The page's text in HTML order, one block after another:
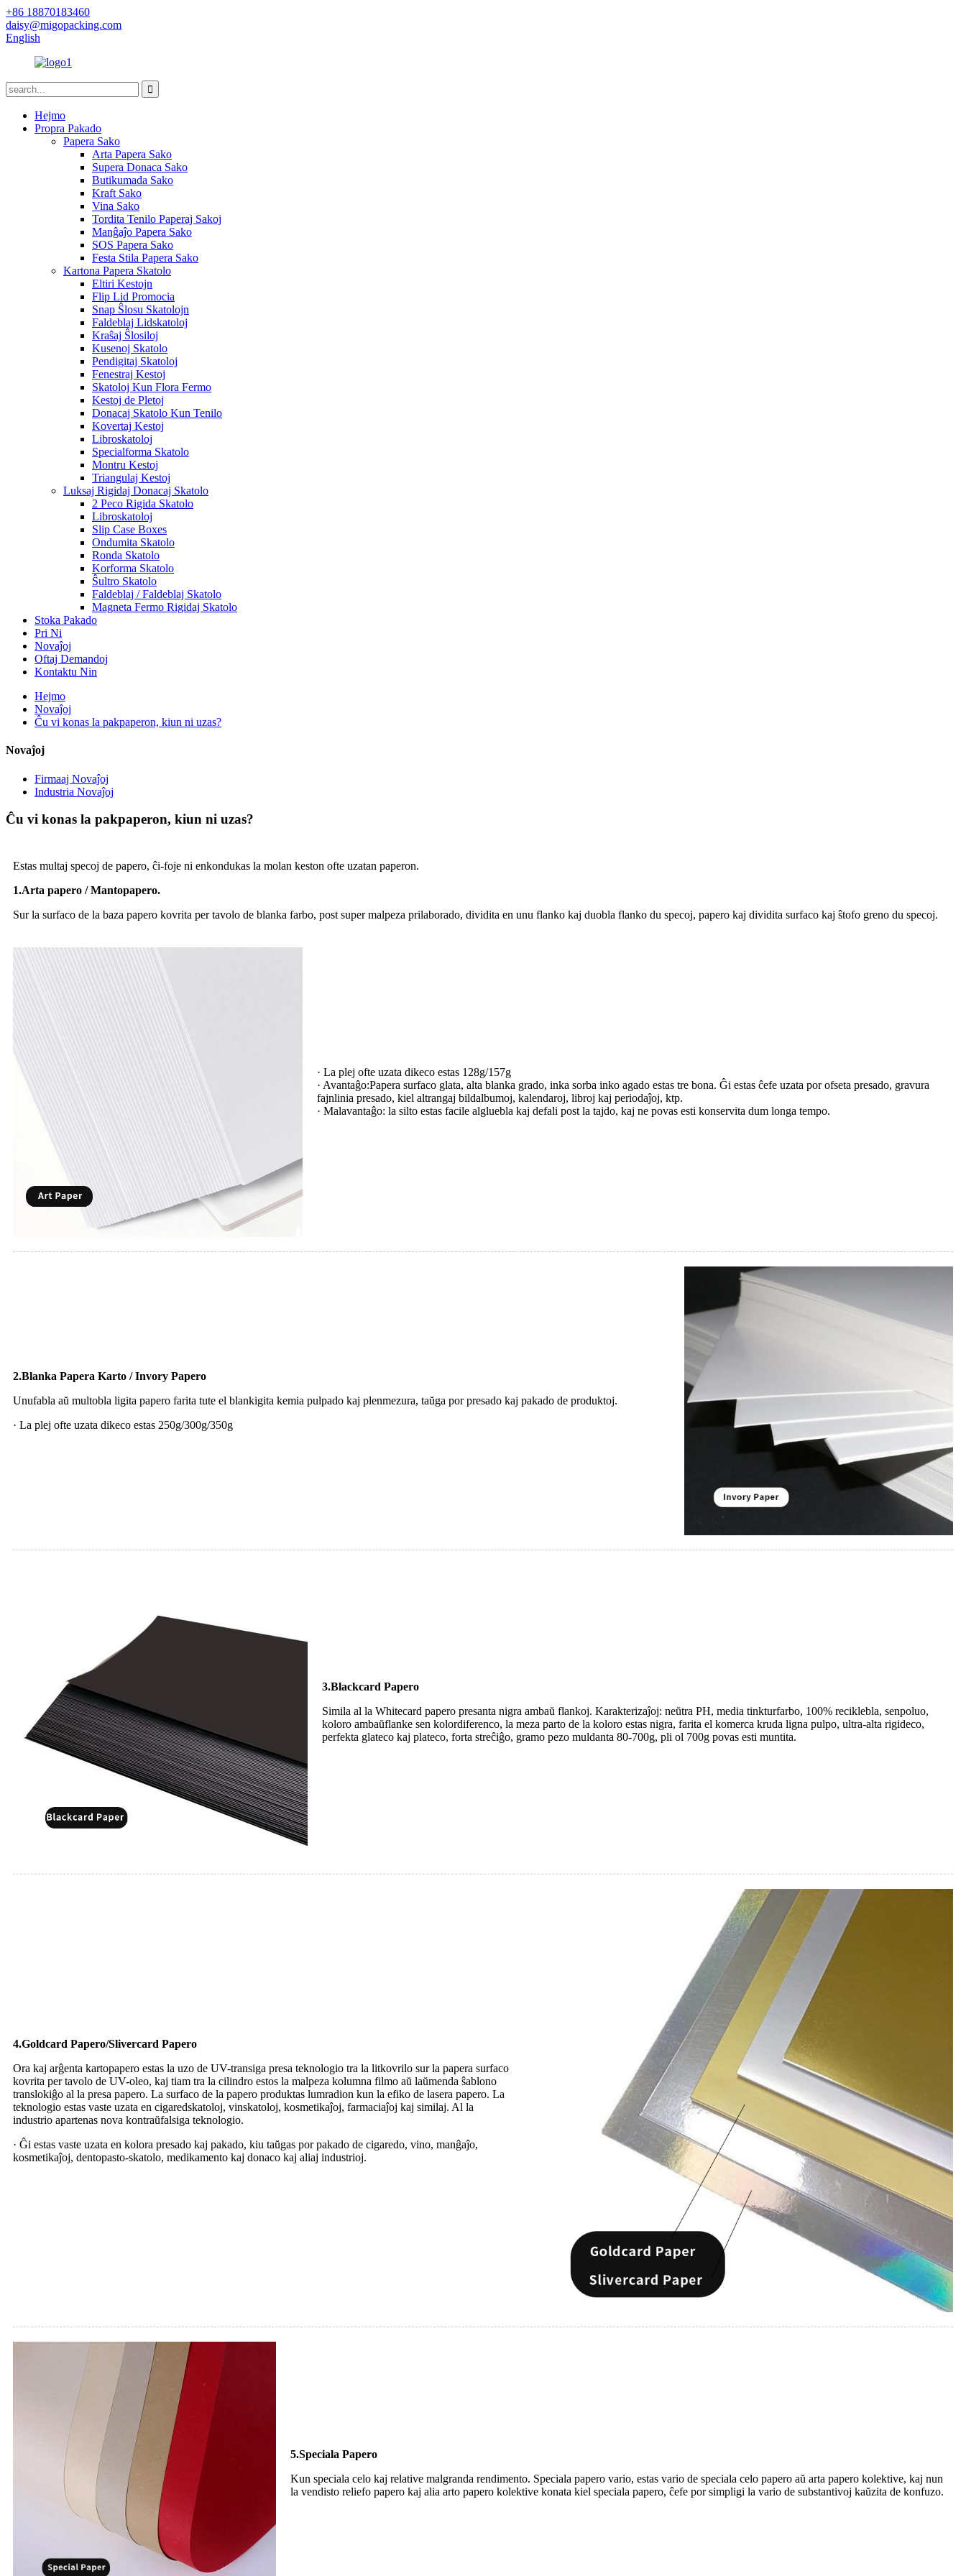
+86 18870183460
daisy@migopacking.com
English
Hejmo
Propra Pakado
Papera Sako
Arta Papera Sako
Supera Donaca Sako
Butikumada Sako
Kraft Sako
Vina Sako
Tordita Tenilo Paperaj Sakoj
Manĝaĵo Papera Sako
SOS Papera Sako
Festa Stila Papera Sako
Kartona Papera Skatolo
Eltiri Kestojn
Flip Lid Promocia
Snap Ŝlosu Skatolojn
Faldeblaj Lidskatoloj
Kraŝaj Ŝlosiloj
Kusenoj Skatolo
Pendigitaj Skatoloj
Fenestraj Kestoj
Skatoloj Kun Flora Fermo
Kestoj de Pletoj
Donacaj Skatolo Kun Tenilo
Kovertaj Kestoj
Libroskatoloj
Specialforma Skatolo
Montru Kestoj
Triangulaj Kestoj
Luksaj Rigidaj Donacaj Skatolo
2 Peco Rigida Skatolo
Libroskatoloj
Slip Case Boxes
Ondumita Skatolo
Ronda Skatolo
Korforma Skatolo
Ŝultro Skatolo
Faldeblaj / Faldeblaj Skatolo
Magneta Fermo Rigidaj Skatolo
Stoka Pakado
Pri Ni
Novaĵoj
Oftaj Demandoj
Kontaktu Nin
Hejmo
Novaĵoj
Ĉu vi konas la pakpaperon, kiun ni uzas?
Novaĵoj
Firmaaj Novaĵoj
Industria Novaĵoj
Ĉu vi konas la pakpaperon, kiun ni uzas?
Estas multaj specoj de papero, ĉi-foje ni enkondukas la molan keston ofte uzatan paperon.
1.Arta papero / Mantopapero.
Sur la surfaco de la baza papero kovrita per tavolo de blanka farbo, post super malpeza prilaborado, dividita en unu flanko kaj duobla flanko du specoj, papero kaj dividita surfaco kaj ŝtofo greno du specoj.
· La plej ofte uzata dikeco estas 128g/157g
· Avantaĝo:Papera surfaco glata, alta blanka grado, inka sorba inko agado estas tre bona. Ĝi estas ĉefe uzata por ofseta presado, gravura
fajnlinia presado, kiel altrangaj bildalbumoj, kalendaroj, libroj kaj periodaĵoj, ktp.
· Malavantaĝo: la silto estas facile algluebla kaj defali post la tajdo, kaj ne povas esti konservita dum longa tempo.
2.Blanka Papera Karto / Invory Papero
Unufabla aŭ multobla ligita papero farita tute el blankigita kemia pulpado kaj plenmezura, taŭga por presado kaj pakado de produktoj.
· La plej ofte uzata dikeco estas 250g/300g/350g
3.Blackcard Papero
Simila al la Whitecard papero presanta nigra ambaŭ flankoj. Karakterizaĵoj: neŭtra PH, media tinkturfarbo, 100% reciklebla, senpoluo,
koloro ambaŭflanke sen kolordiferenco, la meza parto de la koloro estas nigra, farita el komerca kruda ligna pulpo, ultra-alta rigideco,
perfekta glateco kaj plateco, forta streĉiĝo, gramo pezo muldanta 80-700g, pli ol 700g povas esti muntita.
4.Goldcard Papero/Slivercard Papero
Ora kaj arĝenta kartopapero estas la uzo de UV-transiga presa teknologio tra la litkovrilo sur la papera surfaco
kovrita per tavolo de UV-oleo, kaj tiam tra la cilindro estos la malpeza kolumna filmo aŭ laŭmenda ŝablono
translokiĝo al la presa papero. La surfaco de la papero produktas lumradion kun la efiko de lasera papero. La
teknologio estas vaste uzata en cigaredskatoloj, vinskatoloj, kosmetikaĵoj, farmaciaĵoj kaj similaj. Al la
industrio apartenas nova kontraŭfalsiga teknologio.
· Ĝi estas vaste uzata en kolora presado kaj pakado, kiu taŭgas por pakado de cigaredo, vino, manĝaĵo,
kosmetikaĵoj, dentopasto-skatolo, medikamento kaj donaco kaj aliaj industrioj.
5.Speciala Papero
Kun speciala celo kaj relative malgranda rendimento. Speciala papero vario, estas vario de speciala celo papero aŭ arta papero kolektive, kaj nun
la vendisto reliefo papero kaj alia arto papero kolektive konata kiel speciala papero, ĉefe por simpligi la vario de substantivoj kaŭzita de konfuzo.